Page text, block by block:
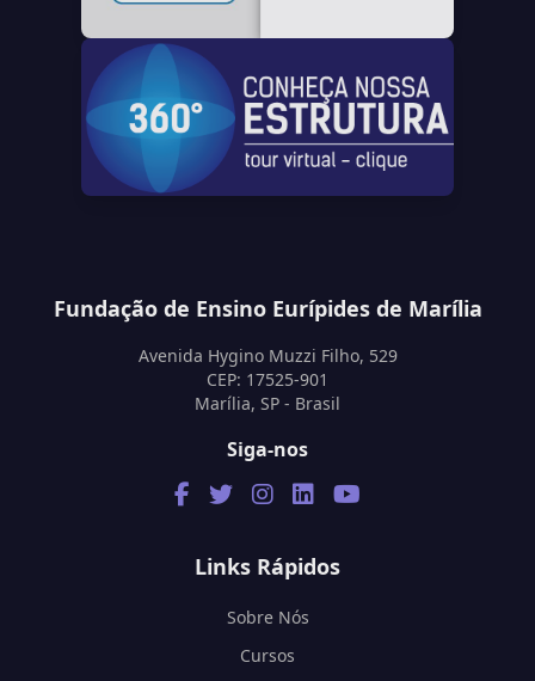
Fundação de Ensino Eurípides de Marília
Avenida Hygino Muzzi Filho, 529
CEP: 17525-901
Marília, SP - Brasil
Siga-nos
Links Rápidos
Sobre Nós
Cursos